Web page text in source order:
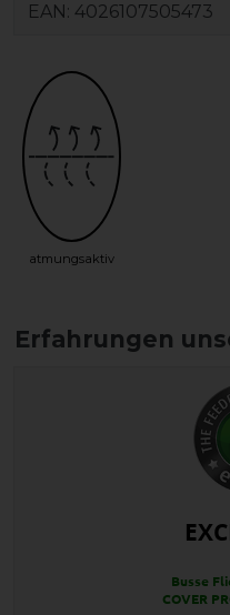
EAN: 4026107505473
atmungsaktiv
Busse
COVER